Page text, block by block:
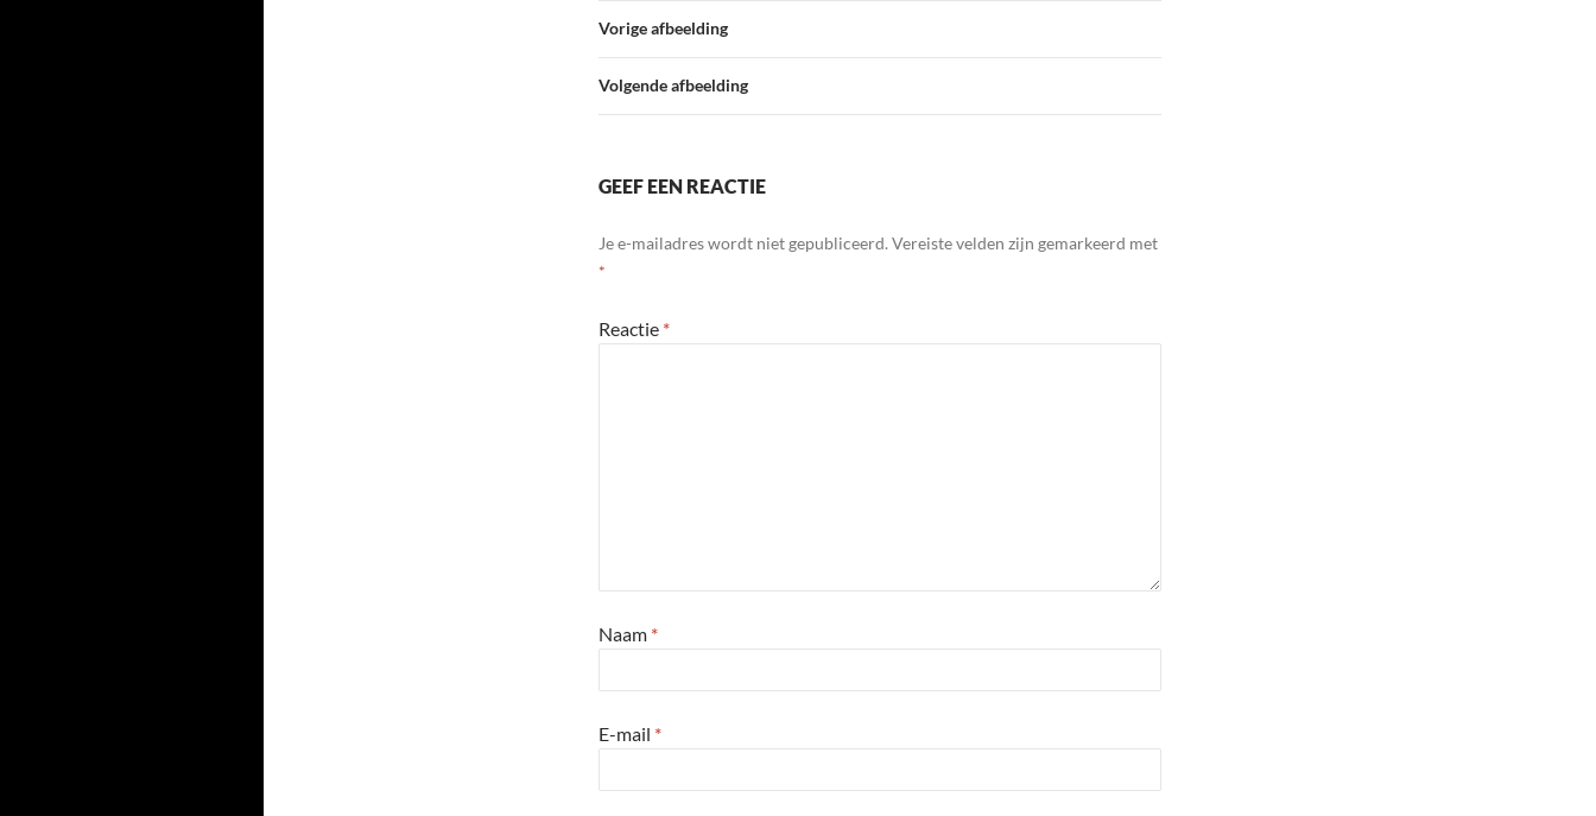
Vorige afbeelding
Volgende afbeelding
GEEF EEN REACTIE
Je e-mailadres wordt niet gepubliceerd.Vereiste velden zijn gemarkeerd met
*
Reactie *
Naam *
E-mail *